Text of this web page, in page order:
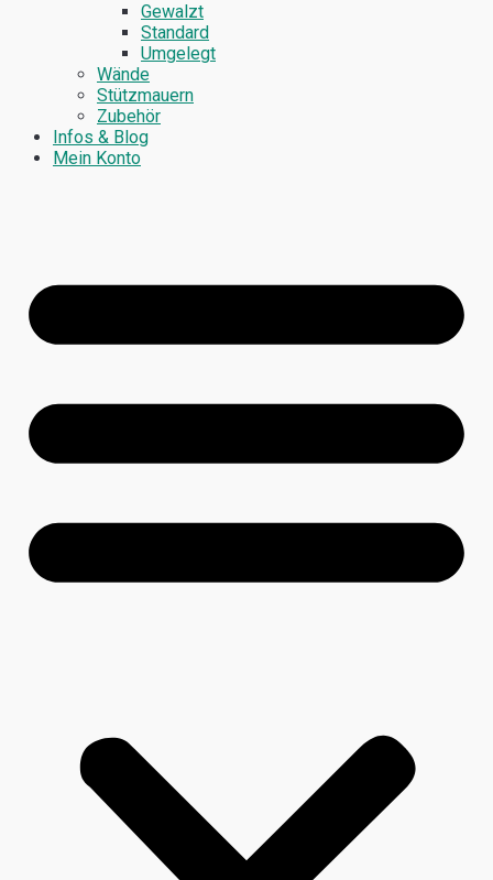
Gewalzt
Standard
Umgelegt
Wände
Stützmauern
Zubehör
Infos & Blog
Mein Konto